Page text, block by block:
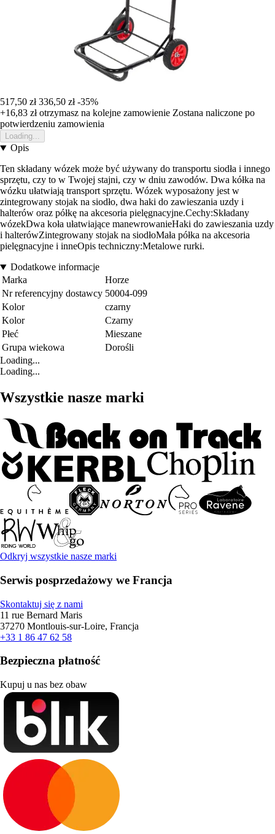
517,50 zł 336,50 zł -35%
+16,83 złotrzymasz na kolejne zamowienie Zostana naliczone po
potwierdzeniu zamowienia
Loading...
Opis
Ten składany wózek może być używany do transportu siodła i innego
sprzętu, czy to w Twojej stajni, czy w dniu zawodów. Dwa kółka na
wózku ułatwiają transport sprzętu. Wózek wyposażony jest w
zintegrowany stojak na siodło, dwa haki do zawieszania uzdy i
halterów oraz półkę na akcesoria pielęgnacyjne.Cechy:Składany
wózekDwa koła ułatwiające manewrowanieHaki do zawieszania uzdy
i halterówZintegrowany stojak na siodłoMała półka na akcesoria
pielęgnacyjne i inneOpis techniczny:Metalowe rurki.
Dodatkowe informacje
Marka
Horze
Nr referencyjny dostawcy 50004-099
Kolor
czarny
Kolor
Czarny
Płeć
Mieszane
Grupa wiekowa
Dorośli
Loading...
Loading...
Wszystkie nasze marki
Odkryj wszystkie nasze marki
Serwis posprzedażowy we Francja
Skontaktuj się z nami
11 rue Bernard Maris
37270 Montlouis-sur-Loire, Francja
+33 1 86 47 62 58
Bezpieczna płatność
Kupuj u nas bez obaw